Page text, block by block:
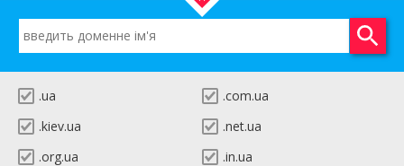
.ua
.com.ua
.kiev.ua
.net.ua
.org.ua
.in.ua